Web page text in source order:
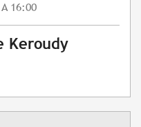
A 16:00
Keroudy